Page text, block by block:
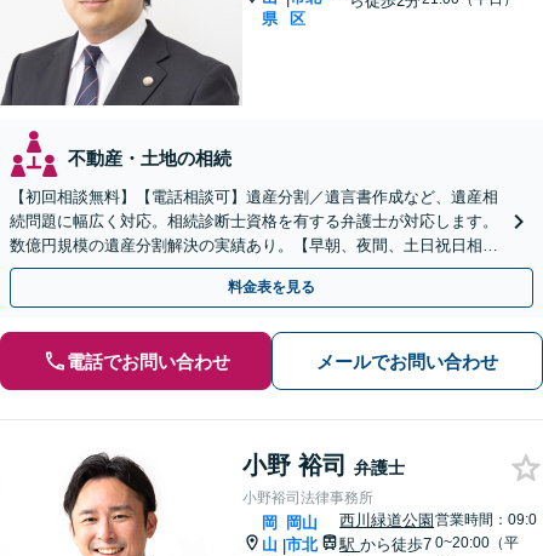
県
区
不動産・土地の相続
【初回相談無料】【電話相談可】遺産分割／遺言書作成など、遺産相
続問題に幅広く対応。相続診断士資格を有する弁護士が対応します。
数億円規模の遺産分割解決の実績あり。【早朝、夜間、土日祝日相談
対応】【カード払い可】
料金表を見る
電話でお問い合わせ メールでお問い合わせ
小野 裕司 弁護士
小野裕司法律事務所
岡
山 |
岡山
市北
西川緑道公園
駅から徒歩7
営業時間：09:0
0~20:00（平